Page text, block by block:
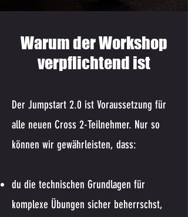
Warum der Workshop
verpflichtend ist
Der Jumpstart 2.0 ist Voraussetzung für
alle neuen Cross 2-Teilnehmer. Nur so
können wir gewährleisten, dass:
du die technischen Grundlagen für
komplexe Übungen sicher beherrschst,